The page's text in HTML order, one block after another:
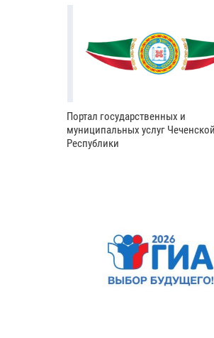
Портал государственных и
муниципальных услуг Чеченской
Республики